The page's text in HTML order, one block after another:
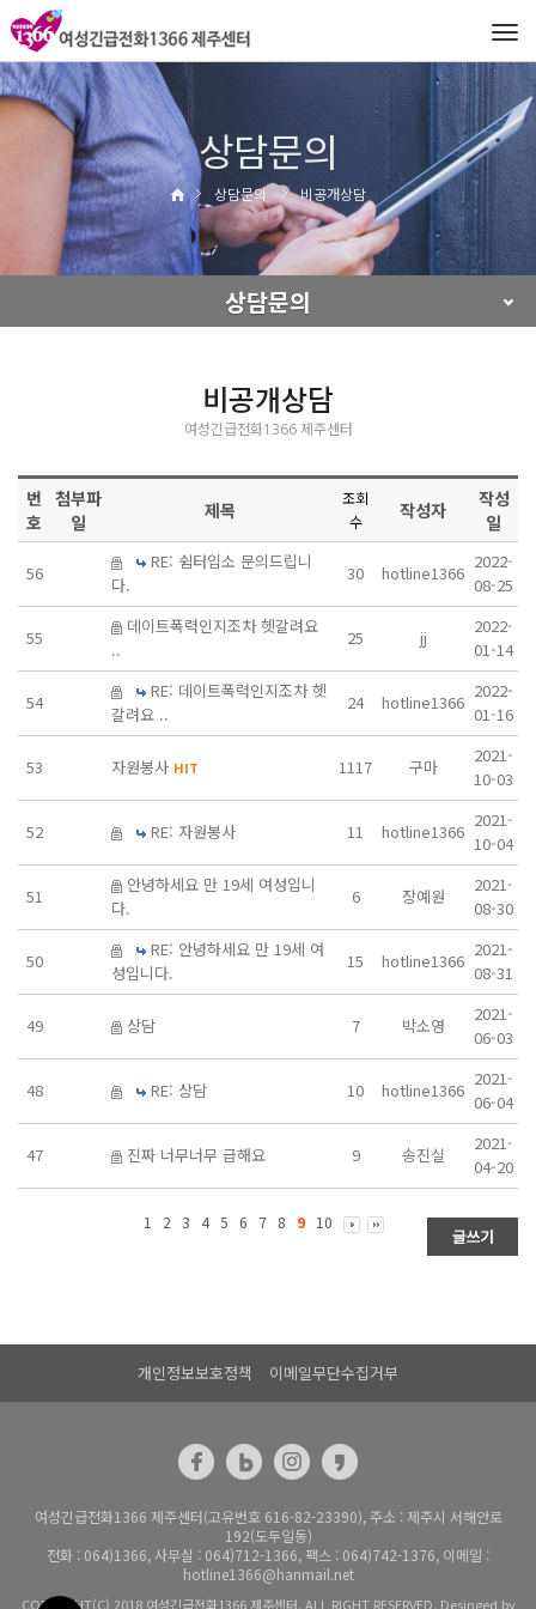
상담문의
상담문의 비공개상담
상담문의
비공개상담
여성긴급전화1366 제주센터
번
호
첨부파
일
제목
조회
수
작성자
작성
일
56
RE: 쉼터입소 문의드립니
다.
30 hotline1366
2022-
08-25
55
데이트폭력인지조차 헷갈려요
..
25 jj
2022-
01-14
54
RE: 데이트폭력인지조차 헷
갈려요 ..
24 hotline1366
2022-
01-16
53 자원봉사 HIT 1117 구마
2021-
10-03
52 RE: 자원봉사 11 hotline1366
2021-
10-04
51
안녕하세요 만 19세 여성입니
다.
6 장예원
2021-
08-30
50
RE: 안녕하세요 만 19세 여
성입니다.
15 hotline1366
2021-
08-31
49 상담 7 박소영
2021-
06-03
48 RE: 상담 10 hotline1366
2021-
06-04
47 진짜 너무너무 급해요 9 송진실
2021-
04-20
1 2 3 4 5 6 7 8 9 10
개인정보보호정책 이메일무단수집거부
여성긴급전화1366 제주센터(고유번호 616-82-23390), 주소 : 제주시 서해안로
192(도두일동)
전화 : 064)1366, 사무실 : 064)712-1366, 팩스 : 064)742-1376, 이메일 :
hotline1366@hanmail.net
COPYRIGHT(C) 2018 여성긴급전화1366 제주센터. ALL RIGHT RESERVED. Desinged by